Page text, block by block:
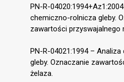
PN-R-
chemiczno-rolnicza gleby.
zawartości przyswajalnego
PN-R-04021:1994 –
gleby. Oznaczanie
żelaza.